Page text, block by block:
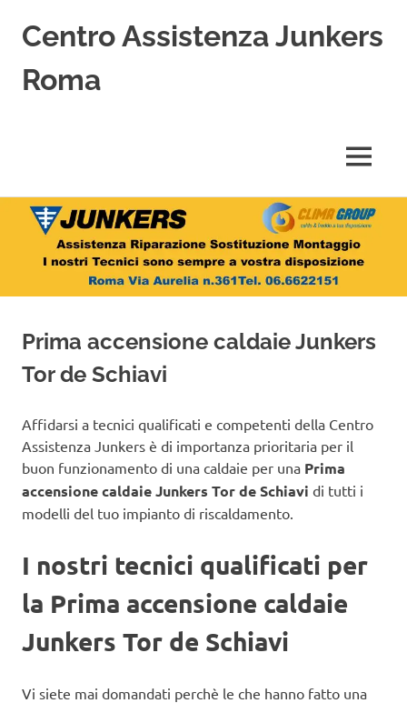
Salta
contenuto
Centro Assistenza Junkers
Roma
Riparazione,
Sostituzione,
Installazione
di
Junkers
Roma
MENU
Prima accensione caldaie Junkers
Tor de Schiavi
Affidarsi a tecnici qualificati e competenti della Centro
Assistenza Junkers è di importanza prioritaria per il
buon funzionamento di una caldaie per una Prima
accensione caldaie Junkers Tor de Schiavi di tutti i
modelli del tuo impianto di riscaldamento.
I nostri tecnici qualificati per
la Prima accensione caldaie
Junkers Tor de Schiavi
Vi siete mai domandati perchè le che hanno fatto una